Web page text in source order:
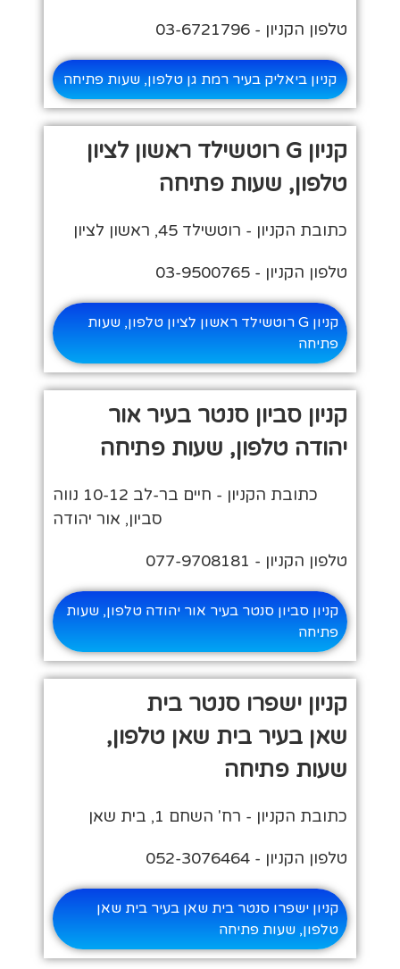
טלפון הקניון - 03-6721796
קניון ביאליק בעיר רמת גן טלפון, שעות פתיחה
קניון G רוטשילד ראשון לציון
טלפון, שעות פתיחה
כתובת הקניון - רוטשילד 45, ראשון לציון
טלפון הקניון - 03-9500765
קניון G רוטשילד ראשון לציון טלפון, שעות
פתיחה
קניון סביון סנטר בעיר אור
יהודה טלפון, שעות פתיחה
כתובת הקניון - חיים בר-לב 10-12 נווה
סביון, אור יהודה
טלפון הקניון - 077-9708181
קניון סביון סנטר בעיר אור יהודה טלפון, שעות
פתיחה
קניון ישפרו סנטר בית
שאן בעיר בית שאן טלפון,
שעות פתיחה
כתובת הקניון - רח' השחם 1, בית שאן
טלפון הקניון - 052-3076464
קניון ישפרו סנטר בית שאן בעיר בית שאן
טלפון, שעות פתיחה